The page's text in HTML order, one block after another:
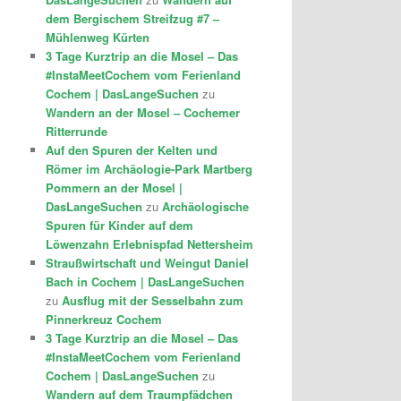
dem Bergischem Streifzug #7 –
Mühlenweg Kürten
3 Tage Kurztrip an die Mosel – Das
#InstaMeetCochem vom Ferienland
Cochem | DasLangeSuchen zu
Wandern an der Mosel – Cochemer
Ritterrunde
Auf den Spuren der Kelten und
Römer im Archäologie-Park Martberg
Pommern an der Mosel |
DasLangeSuchen zu Archäologische
Spuren für Kinder auf dem
Löwenzahn Erlebnispfad Nettersheim
Straußwirtschaft und Weingut Daniel
Bach in Cochem | DasLangeSuchen
zu Ausflug mit der Sesselbahn zum
Pinnerkreuz Cochem
3 Tage Kurztrip an die Mosel – Das
#InstaMeetCochem vom Ferienland
Cochem | DasLangeSuchen zu
Wandern auf dem Traumpfädchen